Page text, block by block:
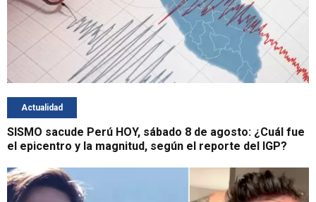
Actualidad
SISMO sacude Perú HOY, sábado 8 de agosto: ¿Cuál fue
el epicentro y la magnitud, según el reporte del IGP?